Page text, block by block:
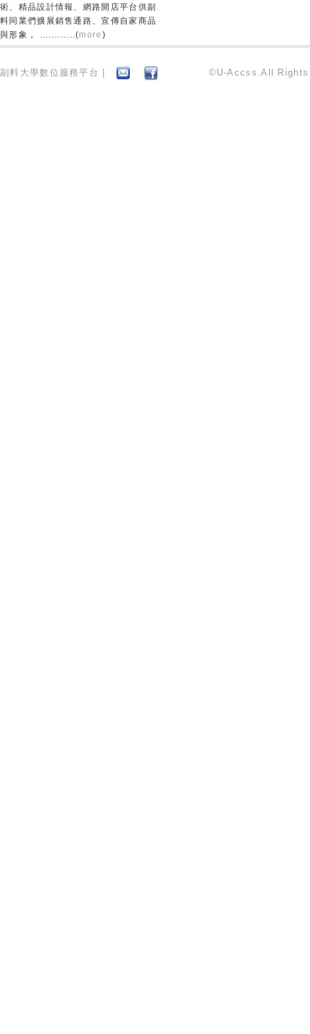
術、精品設計情報、網路開店平台供副
料同業們擴展銷售通路、宣傳自家商品
與形象， ............(more )
副料大學數位服務平台 | ©U-Accss.All Rights